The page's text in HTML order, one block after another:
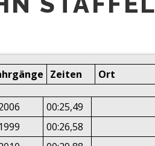
Zeiten Ort
00:25,49
1999
00:26,58